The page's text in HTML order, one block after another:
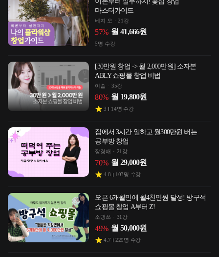
마스터가이드
베지 오 21강
57% 월 41,666원
5명 수강
[30만원 창업 -> 월 2,000만원] 소자본
ABLY 쇼핑몰 창업 비법
이솔 35강
80% 월 19,800원
3 14명 수강
집에서 3시간 일하고 월300만원 버는
공부방 창업
장경애 21강
70% 월 29,000원
4.8 103명 수강
오픈 6개월만에 월4천만원 달성! 방구석
쇼핑몰 창업 A부터 Z!
소댕쓰 31강
49% 월 50,000원
4.7 229명 수강